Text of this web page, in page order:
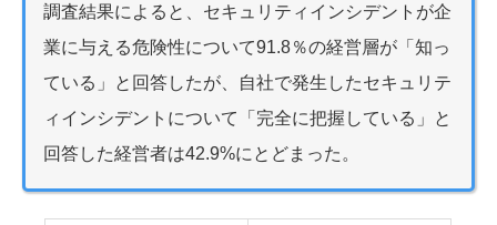
調査結果によると、セキュリティインシデントが企
業に与える危険性について91.8％の経営層が「知っ
ている」と回答したが、自社で発生したセキュリテ
ィインシデントについて「完全に把握している」と
回答した経営者は42.9%にとどまった。